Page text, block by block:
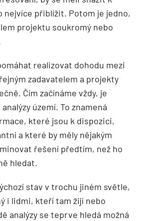
nejvíce přiblížit. Potom je jedno,
projektu soukromý nebo
realizovat dohodu mezi
zadavatelem a projekty
Čím začínáme vždy, je
území. To znamená
které jsou k dispozici,
a které by měly nějakým
řešení předtím, než ho
hledat.
stav v trochu jiném světle,
i lidmi, kteří tam žijí nebo
analýzy se teprve hledá možná